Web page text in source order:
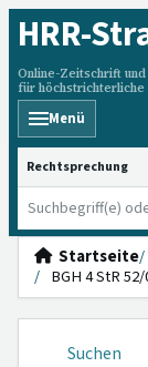
HRR-
Online-Zeitschrift
für
Menü
HRRS
Startseite
BGH 4 StR
Suchen